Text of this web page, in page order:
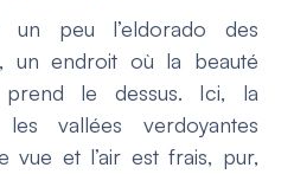
un peu l’eldorado des
un endroit où la beauté
le dessus. Ici, la
vallées verdoyantes
vue et l’air est frais, pur,